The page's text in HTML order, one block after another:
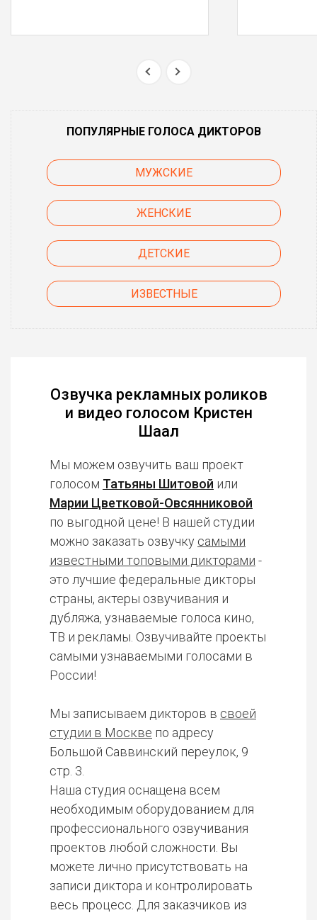
ПОПУЛЯРНЫЕ ГОЛОСА ДИКТОРОВ
МУЖСКИЕ
ЖЕНСКИЕ
ДЕТСКИЕ
ИЗВЕСТНЫЕ
Озвучка рекламных роликов
и видео голосом Кристен
Шаал
Мы можем озвучить ваш проект
голосом Татьяны Шитовой или
Марии Цветковой-Овсянниковой
по выгодной цене! В нашей студии
можно заказать озвучку самыми
известными топовыми дикторами -
это лучшие федеральные дикторы
страны, актеры озвучивания и
дубляжа, узнаваемые голоса кино,
ТВ и рекламы. Озвучивайте проекты
самыми узнаваемыми голосами в
России!
Мы записываем дикторов в своей
студии в Москве по адресу
Большой Саввинский переулок, 9
стр. 3.
Наша студия оснащена всем
необходимым оборудованием для
профессионального озвучивания
проектов любой сложности. Вы
можете лично присутствовать на
записи диктора и контролировать
весь процесс. Для заказчиков из